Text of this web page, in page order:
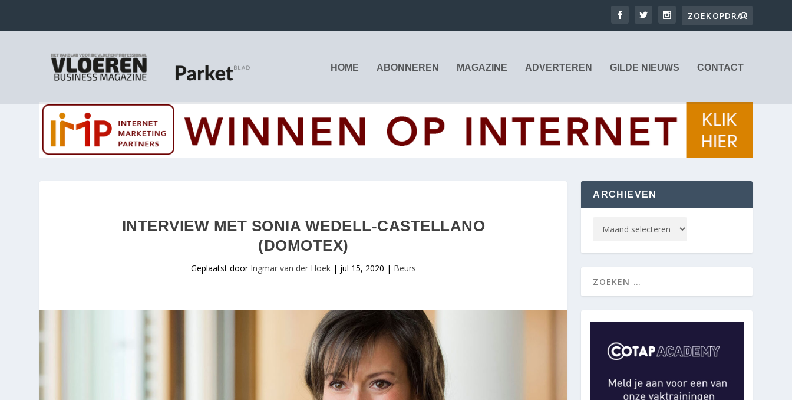
HOME ABONNEREN MAGAZINE ADVERTEREN GILDE NIEUWS CONTACT
INTERVIEW MET SONIA WEDELL-CASTELLANO
(DOMOTEX)
Geplaatst door Ingmar van der Hoek| jul 15, 2020 | Beurs
ARCHIEVEN